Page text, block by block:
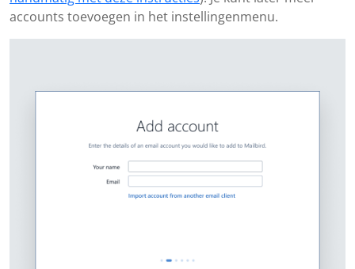
accounts toevoegen in het instellingenmenu.